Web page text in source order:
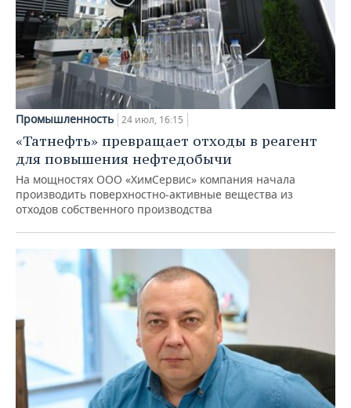
Промышленность 24 июл, 16:15
«Татнефть» превращает отходы в реагент
для повышения нефтедобычи
На мощностях ООО «ХимСервис» компания начала
производить поверхностно-активные вещества из
отходов собственного производства